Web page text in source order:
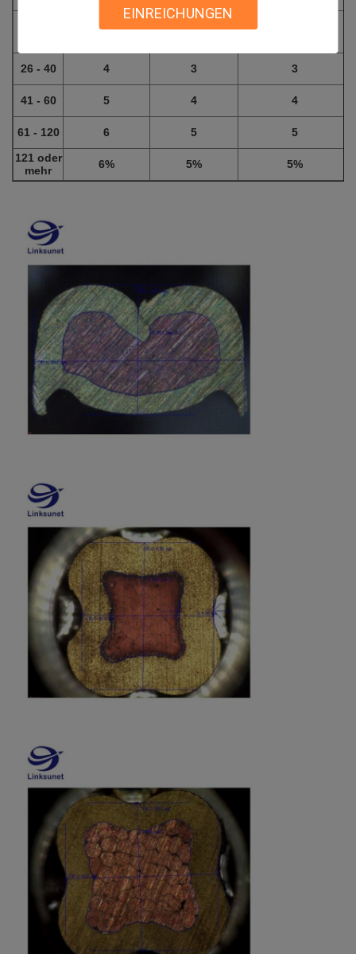
EINREICHUNGEN
0
26 - 40 4 3 3
41 - 60 5 4 4
61 - 120 6 5
5
121 oder
mehr
6% 5% 5%